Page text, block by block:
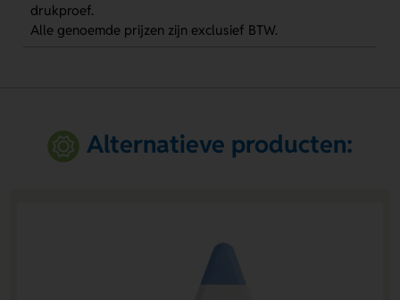
drukproef.
Alle genoemde prijzen zijn exclusief BTW.
Alternatieve producten: